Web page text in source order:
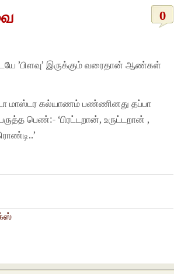
0
’பிளவு’ இருக்கும் வரைதான் ஆண்கள்
மாஸ்டர கல்யாணம் பண்ணினது தப்பா
பெண்:- ‘பிரட்டறான், உருட்டறான் ,